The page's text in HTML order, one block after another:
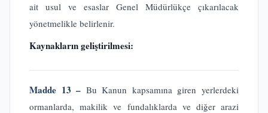
ait usul ve esaslar Genel Müdürlükçe çıkarılacak
yönetmelikle belirlenir.
Kaynakların geliştirilmesi:
Madde 13 – Bu Kanun kapsamına giren yerlerdeki
ormanlarda, makilik ve fundalıklarda ve diğer arazi